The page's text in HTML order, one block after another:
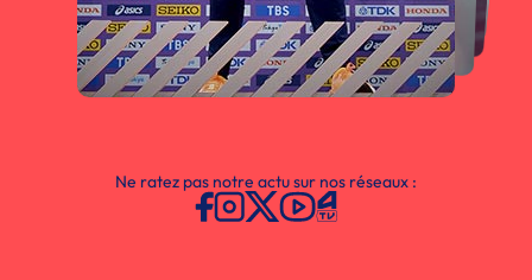
Ne ratez pas notre actu sur nos réseaux :